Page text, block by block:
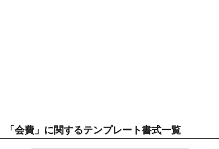
「会費」に関するテンプレート書式一覧